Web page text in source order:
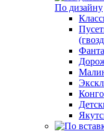
По дизайну
Конго